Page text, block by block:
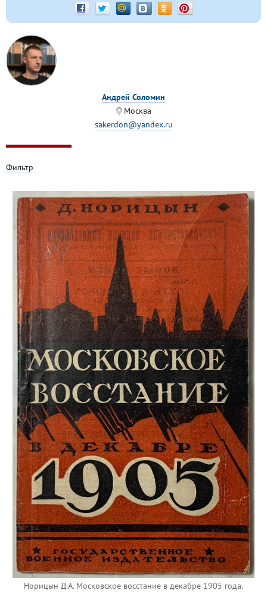
Андрей Соломин
Москва
sakerdon@yandex.ru
Норицын Д.А. Московское восстание в декабре 1905 года.
Фильтр